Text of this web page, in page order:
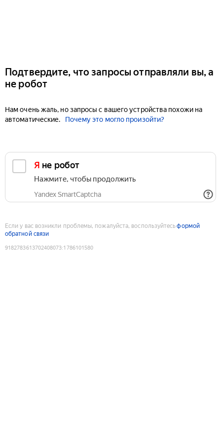
Подтвердите, что запросы отправляли вы, а
не робот
Нам очень жаль, но запросы с вашего устройства похожи на
автоматические.
Почему это могло произойти?
Я не робот
Нажмите, чтобы продолжить
Yandex SmartCaptcha
Если у вас возникли проблемы, пожалуйста, воспользуйтесьформой
обратной связи
9182783613702408073:1786101580